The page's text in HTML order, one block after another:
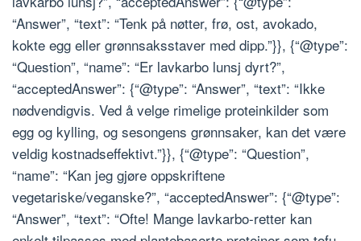
“Answer”, “text”: “Tenk på nøtter, frø, ost, avokado,
kokte egg eller grønnsaksstaver med dipp.”}}, {“@type”:
“Question”, “name”: “Er lavkarbo lunsj dyrt?”,
“acceptedAnswer”: {“@type”: “Answer”, “text”: “Ikke
nødvendigvis. Ved å velge rimelige proteinkilder som
egg og kylling, og sesongens grønnsaker, kan det være
veldig kostnadseffektivt.”}}, {“@type”: “Question”,
“name”: “Kan jeg gjøre oppskriftene
vegetariske/veganske?”, “acceptedAnswer”: {“@type”:
“Answer”, “text”: “Ofte! Mange lavkarbo-retter kan